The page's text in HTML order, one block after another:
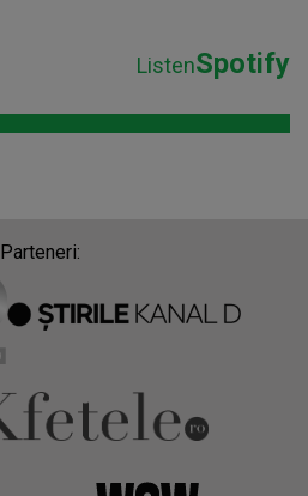
ListenSpotify
Parteneri: